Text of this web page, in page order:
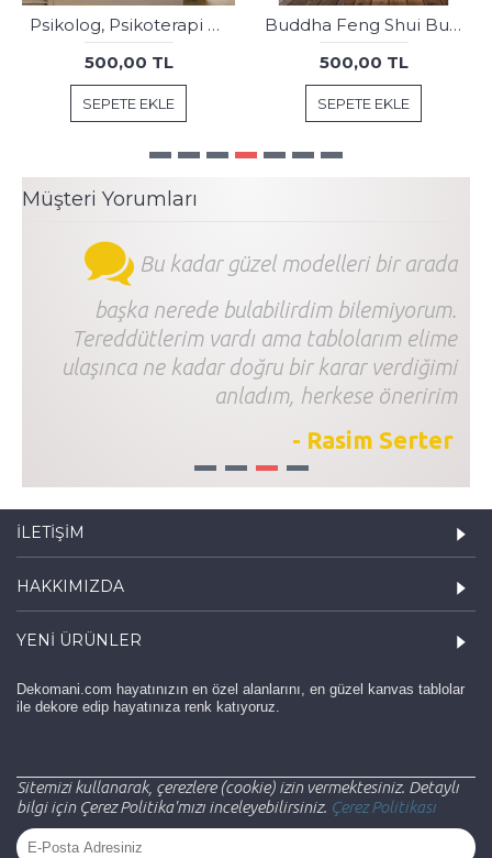
Psikolog, Psikoterapi ve Psikiyatri Merkezi, Terapi Odası Tabloları dkm-psk36
500,00 TL
SEPETE EKLE
Buddha Feng Shui Buda Kanvas Tablo fngs24
500,00 TL
SEPETE EKLE
Müşteri Yorumları
Bu kadar güzel modelleri bir arada
başka nerede bulabilirdim bilemiyorum.
Tereddütlerim vardı ama tablolarım elime
ulaşınca ne kadar doğru bir karar verdiğimi
anladım, herkese öneririm
- Rasim Serter
1 2 3 4
İLETIŞIM
HAKKIMIZDA
YENI ÜRÜNLER
Dekomani.com hayatınızın en özel alanlarını, en güzel kanvas tablolar
ile dekore edip hayatınıza renk katıyoruz.
Sitemizi kullanarak, çerezlere (cookie) izin vermektesiniz. Detaylı
bilgi için Çerez Politika'mızı inceleyebilirsiniz. Çerez Politikası